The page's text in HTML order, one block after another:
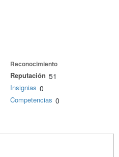
Reconocimiento
Reputación 51
Insignias 0
Competencias 0